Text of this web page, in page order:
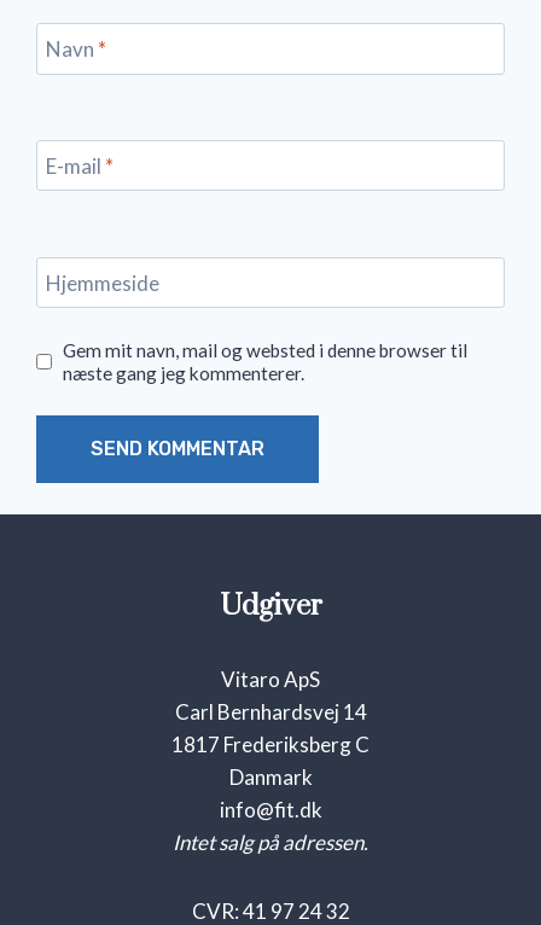
Navn *
E-mail *
Hjemmeside
Gem mit navn, mail og websted i denne browser til
næste gang jeg kommenterer.
Udgiver
Vitaro ApS
Carl Bernhardsvej 14
1817 Frederiksberg C
Danmark
info@fit.dk
Intet salg på adressen.
CVR: 41 97 24 32